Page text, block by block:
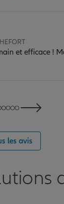
et efficace !
les avis